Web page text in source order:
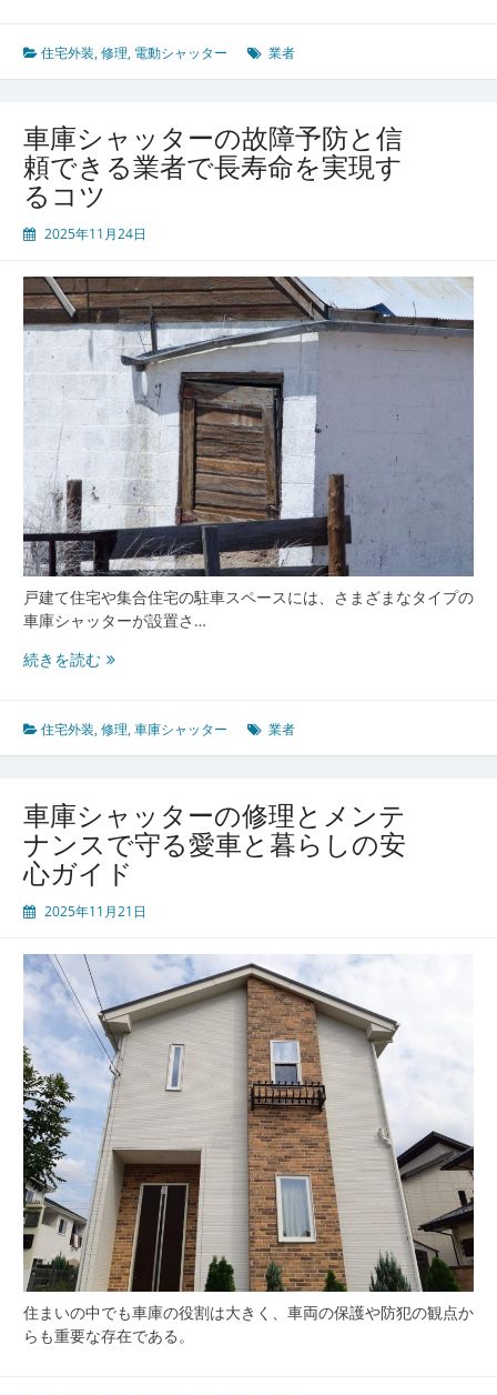
ャ
ッ
の
快
適
用
長
持
ち
さ
せ
た
め
修
業
者
選
び
と
メ
ナ
ン
極
意
住宅外装,修理, 電動シャッター 業者
車庫シャッターの故障予防と信
頼できる業者で長寿命を実現す
るコツ
2025年11月24日
戸建て住宅や集合住宅の駐車スペースには、さまざまなタイプの
車庫シャッターが設置さ…
続きを読む車
ャ
ッ
の
故
障
予
防
信
で
き
る
業
者
で
長
寿
命
を
実
現
す
る
コ
住宅外装,修理,車庫シャッター 業者
車庫シャッターの修理とメンテ
ナンスで守る愛車と暮らしの安
心ガイド
2025年11月21日
住まいの中でも車庫の役割は大きく、車両の保護や防犯の観点か
らも重要な存在である。